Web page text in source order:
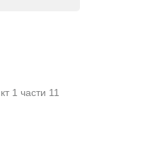
1 части 11